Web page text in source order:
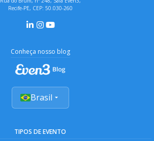
Recife-PE, CEP: 50.030-260
Conheça nosso blog
Brasil
TIPOS DE EVENTO